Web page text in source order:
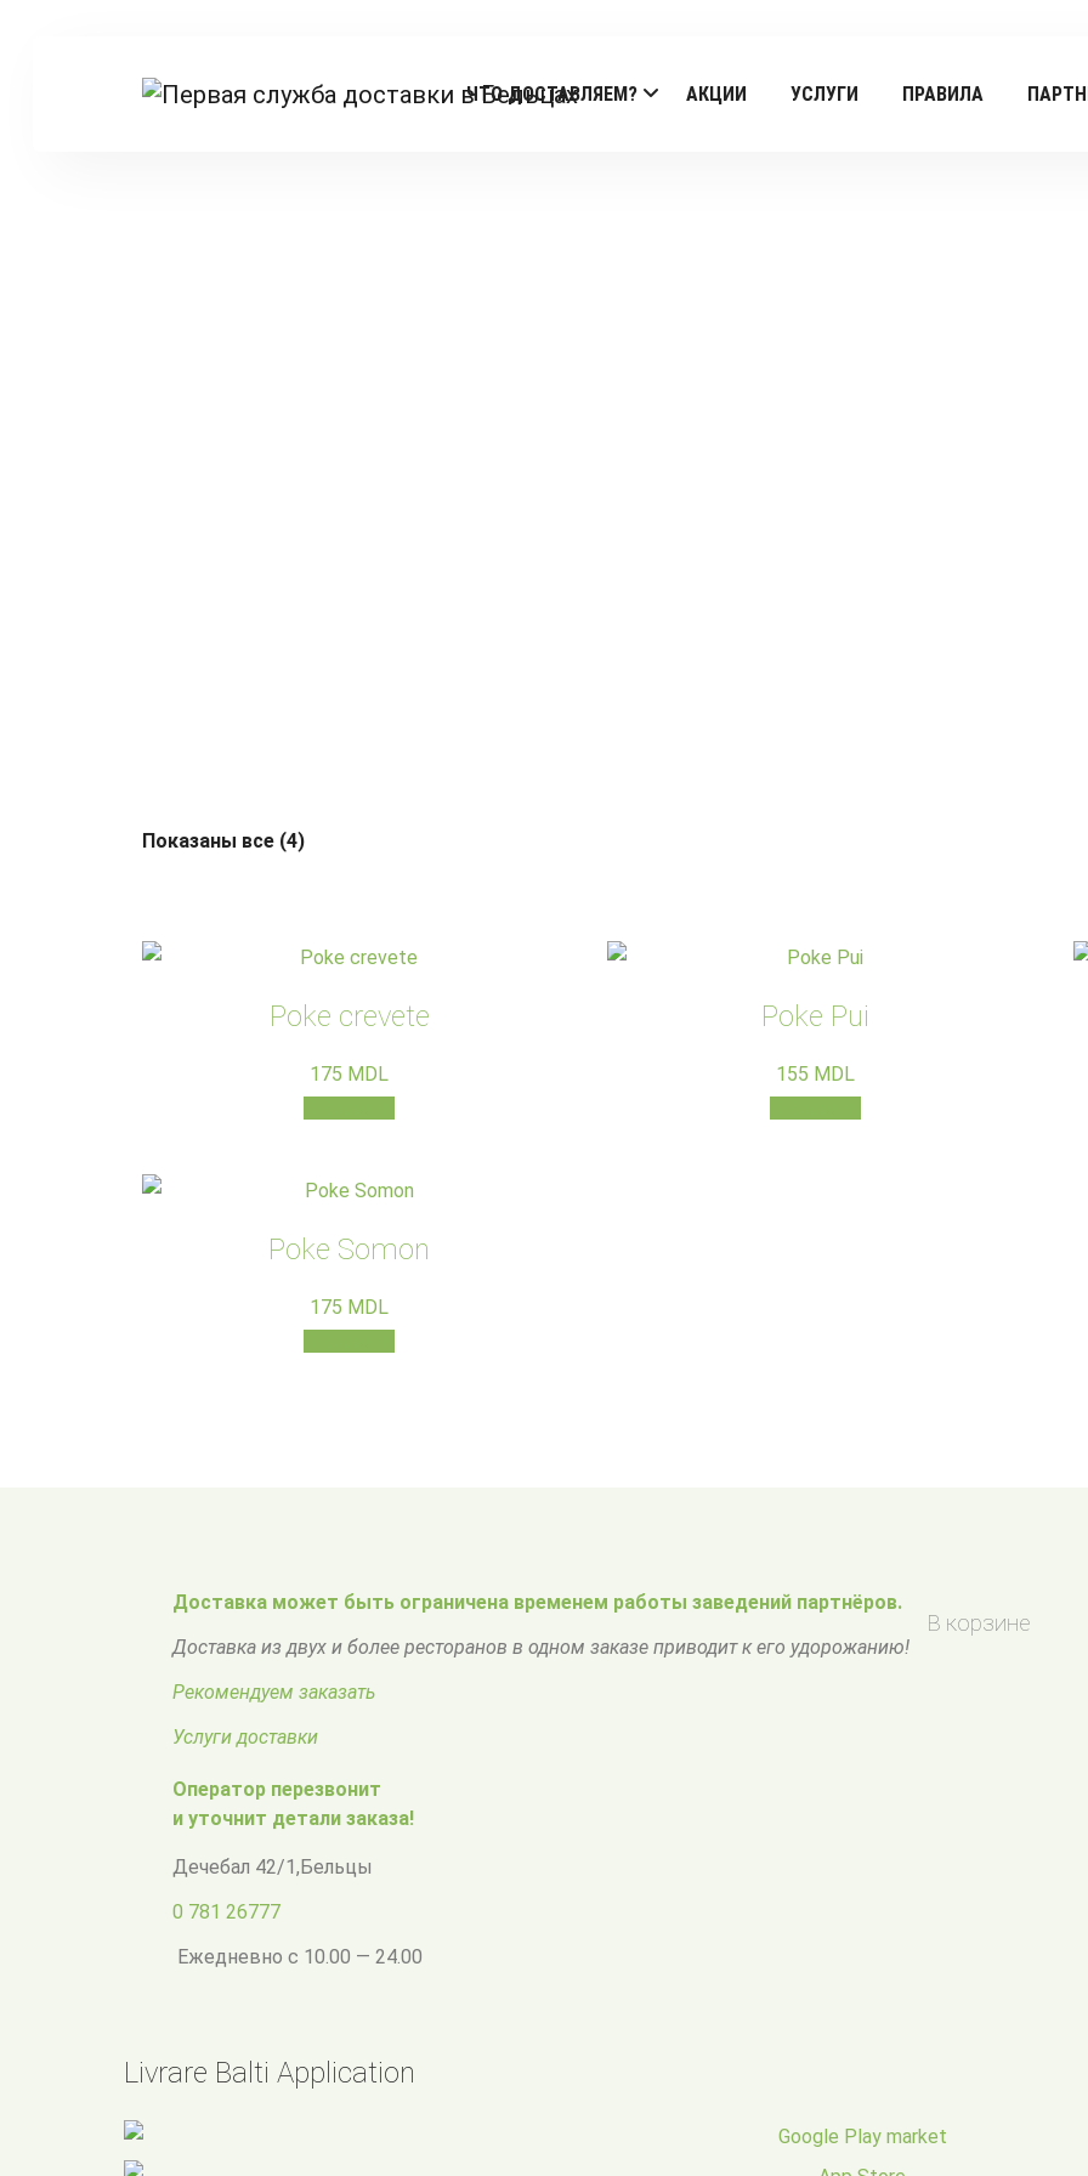
ЧТО ДОСТАВЛЯЕМ? АКЦИИ УСЛУГИ ПРАВИЛА
Показаны все (4)
Poke crevete
175 MDL
Poke Pui
155 MDL
Poke Somon
175 MDL
Доставка может быть ограничена временем работы заведений партнёров.
Доставка из двух и более ресторанов в одном заказе приводит к его удорожанию!
Рекомендуем заказать
Услуги доставки
Оператор перезвонит
и уточнит детали заказа!
Дечебал 42/1,Бельцы
0 781 26777
Ежедневно с 10.00 — 24.00
В корзине
Livrare Balti Application